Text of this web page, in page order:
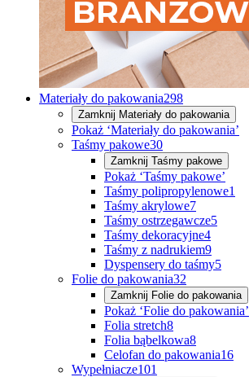
Materiały do pakowania298
Zamknij Materiały do pakowania
Pokaż ‘Materiały do pakowania’
Taśmy pakowe30
Zamknij Taśmy pakowe
Pokaż ‘Taśmy pakowe’
Taśmy polipropylenowe1
Taśmy akrylowe7
Taśmy ostrzegawcze5
Taśmy dekoracyjne4
Taśmy z nadrukiem9
Dyspensery do taśmy5
Folie do pakowania32
Zamknij Folie do pakowania
Pokaż ‘Folie do pakowania’
Folia stretch8
Folia bąbelkowa8
Celofan do pakowania16
Wypełniacze101